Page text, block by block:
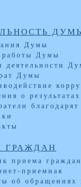
Думы
Думы
деятельности
Думы
о
благодарят
ГРАЖДАН
приема граждан
приемная
об обращениях